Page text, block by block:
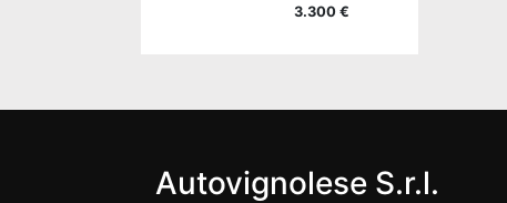
3.300 €
Autovignolese S.r.l.